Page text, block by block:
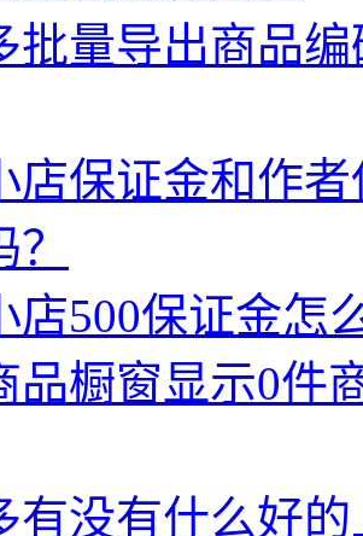
批量导出商品
店保证金和作
店500保证金怎
品橱窗显示0件
有没有什么好